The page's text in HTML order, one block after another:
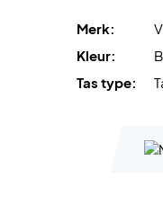
Merk:
Kleur:
Tas type: